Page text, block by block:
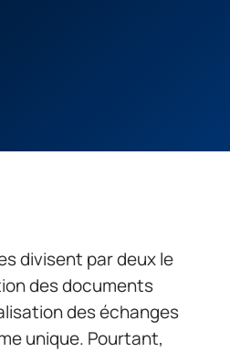
divisent par deux le
des documents
des échanges
unique. Pourtant,